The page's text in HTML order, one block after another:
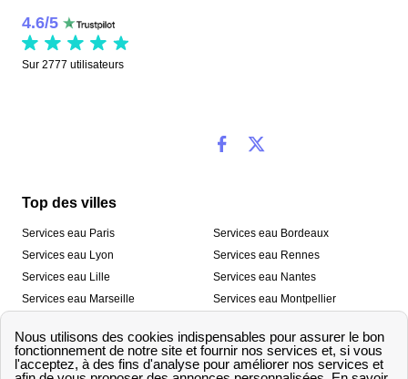
4.6/5
Sur 2777 utilisateurs
Top des villes
Services eau Paris
Services eau Lyon
Services eau Lille
Services eau Marseille
Services eau Toulon
Services eau Bordeaux
Services eau Rennes
Services eau Nantes
Services eau Montpellier
Services eau Strasbourg